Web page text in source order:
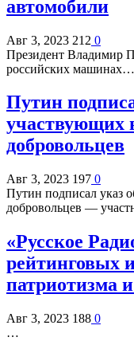
автомобили
Авг 3, 2023 212 0
Президент Владимир
российских машинах…
Путин
участвующих
добровольцев
Авг 3, 2023 197 0
Путин подписал указ
добровольцев —
«Русское
рейтинговых
патриотизма
Авг 3, 2023 188 0
…